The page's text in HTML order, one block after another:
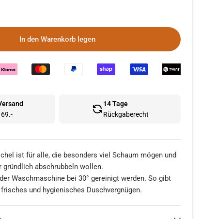
In den Warenkorb legen
69.-
14 Tage
Rückgaberecht
ist für alle, die besonders viel Schaum mögen und
gründlich abschrubbeln wollen.
Waschmaschine bei 30° gereinigt werden. So gibt
und hygienisches Duschvergnügen.